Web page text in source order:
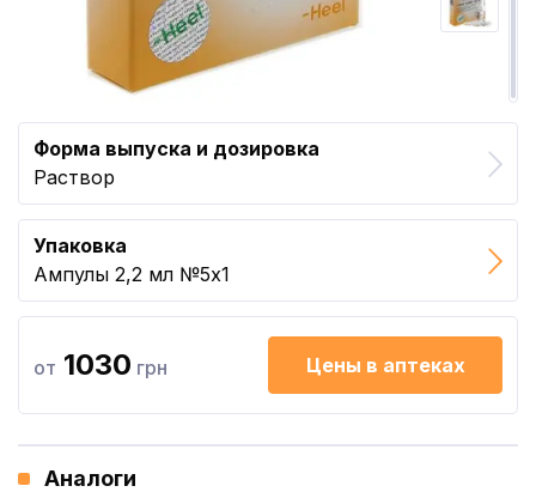
Форма выпуска и дозировка
Раствор
Упаковка
Ампулы 2,2 мл №5x1
от 1030 грн Цены в аптеках
Аналоги